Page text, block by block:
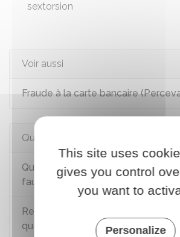
sextorsion
Voir aussi
Fraude à la carte bancaire
Questions ? Réponses !
Que faire en cas d'escroquerie
faux acheteur sur internet ?
Responsabilité des contenus
quelles sont les règles ?
This site uses
gives you control
you want to
Personalize